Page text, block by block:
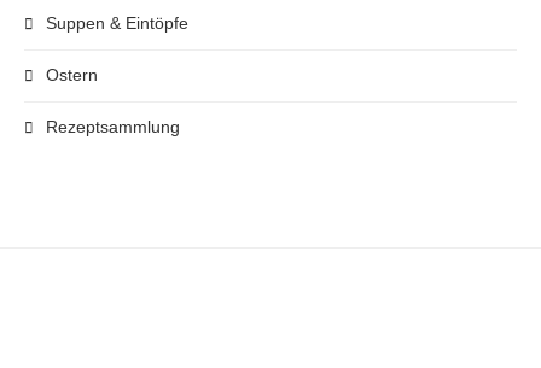
Suppen & Eintöpfe
Ostern
Rezeptsammlung